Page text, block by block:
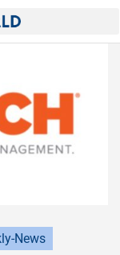
News